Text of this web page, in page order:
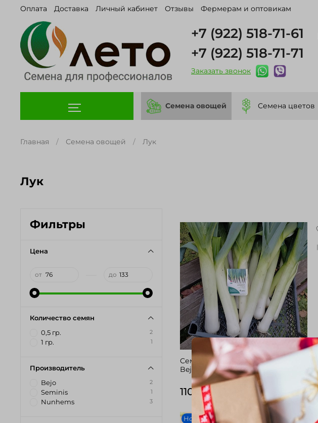
Оплата Доставка Личный кабинет Отзывы Фермерам и оптовикам
+7 (922) 518-71-61
+7 (922) 518-71-71
Заказать звонок
Семена овощей Семена цветов
Главная Семена овощей Лук
Лук
Cемена лука порей Коламбус,
Bejo, 0,5 гр.
110 руб
Новинка
Фильтры
Цена
от до
Количество семян
0,5 гр. 2
1 гр. 1
Производитель
Bejo 2
Seminis 1
Nunhems 3